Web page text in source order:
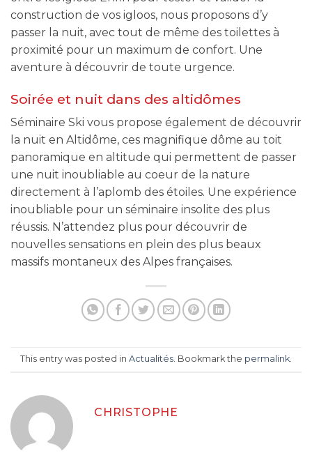
construction de vos igloos, nous proposons d’y
passer la nuit, avec tout de même des toilettes à
proximité pour un maximum de confort. Une
aventure à découvrir de toute urgence.
Soirée et nuit dans des altidômes
Séminaire Ski vous propose également de découvrir
la nuit en Altidôme, ces magnifique dôme au toit
panoramique en altitude qui permettent de passer
une nuit inoubliable au coeur de la nature
directement à l’aplomb des étoiles. Une expérience
inoubliable pour un séminaire insolite des plus
réussis. N’attendez plus pour découvrir de
nouvelles sensations en plein des plus beaux
massifs montaneux des Alpes françaises.
This entry was posted in Actualités. Bookmark the permalink.
CHRISTOPHE